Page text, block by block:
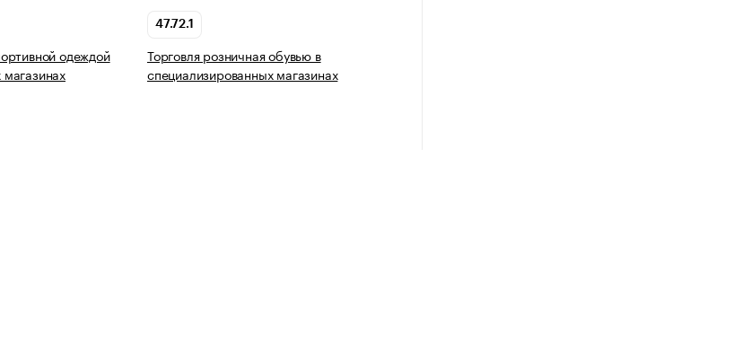
одеждой
47.72.1
Торговля розничная обувью в
специализированных магазинах